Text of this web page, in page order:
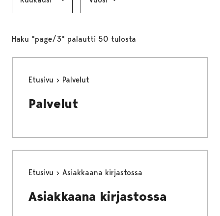
Haku "page/3" palautti 50 tulosta
Etusivu Palvelut
Palvelut
Etusivu Asiakkaana kirjastossa
Asiakkaana kirjastossa